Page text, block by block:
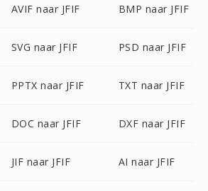
AVIF naar JFIF BMP naar JFIF
SVG naar JFIF PSD naar JFIF
PPTX naar JFIF TXT naar JFIF
DOC naar JFIF DXF naar JFIF
JIF naar JFIF AI naar JFIF